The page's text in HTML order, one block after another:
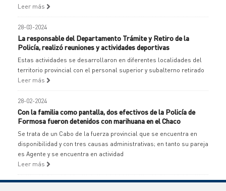
Leer más
28-03-2024
La responsable del Departamento Trámite y Retiro de la
Policía, realizó reuniones y actividades deportivas
Estas actividades se desarrollaron en diferentes localidades del
territorio provincial con el personal superior y subalterno retirado
Leer más
28-02-2024
Con la familia como pantalla, dos efectivos de la Policía de
Formosa fueron detenidos con marihuana en el Chaco
Se trata de un Cabo de la fuerza provincial que se encuentra en
disponibilidad y con tres causas administrativas; en tanto su pareja
es Agente y se encuentra en actividad
Leer más